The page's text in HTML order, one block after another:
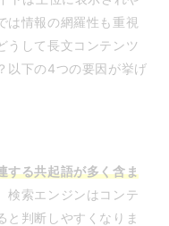
は情報の網羅性も重視
うして長文コンテンツ
以下の4つの要因が挙げ
する共起語が多く含ま
検索エンジンはコンテ
と判断しやすくなりま